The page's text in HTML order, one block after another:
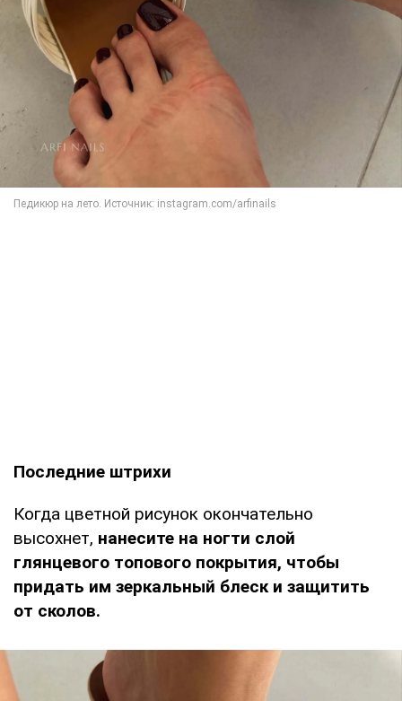
Последние штрихи
Когда цветной рисунок окончательно
высохнет, нанесите на ногти слой
глянцевого топового покрытия, чтобы
придать им зеркальный блеск и защитить
от сколов.